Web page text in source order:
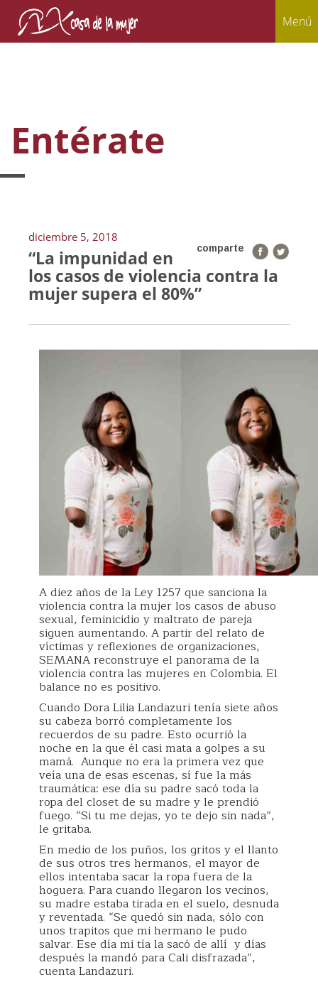
Menú
Entérate
diciembre 5, 2018
comparte
“La impunidad en
los casos de violencia contra la
mujer supera el 80%”
A diez años de la Ley 1257 que sanciona la
violencia contra la mujer los casos de abuso
sexual, feminicidio y maltrato de pareja
siguen aumentando. A partir del relato de
víctimas y reflexiones de organizaciones,
SEMANA reconstruye el panorama de la
violencia contra las mujeres en Colombia. El
balance no es positivo.
Cuando Dora Lilia Landazuri tenía siete años
su cabeza borró completamente los
recuerdos de su padre. Esto ocurrió la
noche en la que él casi mata a golpes a su
mamá. Aunque no era la primera vez que
veía una de esas escenas, sí fue la más
traumática: ese día su padre sacó toda la
ropa del closet de su madre y le prendió
fuego. “Si tu me dejas, yo te dejo sin nada”,
le gritaba.
En medio de los puños, los gritos y el llanto
de sus otros tres hermanos, el mayor de
ellos intentaba sacar la ropa fuera de la
hoguera. Para cuando llegaron los vecinos,
su madre estaba tirada en el suelo, desnuda
y reventada. “Se quedó sin nada, sólo con
unos trapitos que mi hermano le pudo
salvar. Ese día mi tía la sacó de allí y días
después la mandó para Cali disfrazada”,
cuenta Landazuri.